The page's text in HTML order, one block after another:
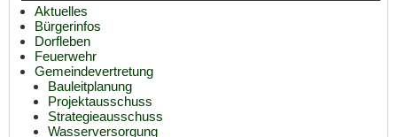
Aktuelles
Bürgerinfos
Dorfleben
Feuerwehr
Gemeindevertretung
Bauleitplanung
Projektausschuss
Strategieausschuss
Wasserversorgung